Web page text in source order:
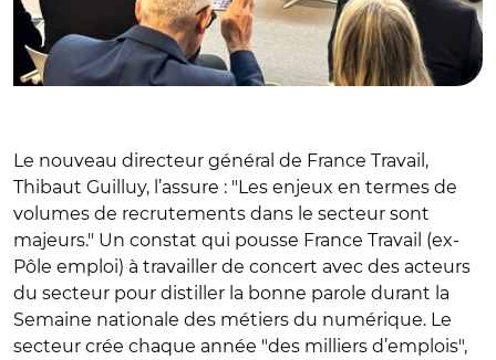
Le nouveau directeur général de France Travail,
Thibaut Guilluy, l’assure : "Les enjeux en termes de
volumes de recrutements dans le secteur sont
majeurs." Un constat qui pousse France Travail (ex-
Pôle emploi) à travailler de concert avec des acteurs
du secteur pour distiller la bonne parole durant la
Semaine nationale des métiers du numérique. Le
secteur crée chaque année "des milliers d’emplois",